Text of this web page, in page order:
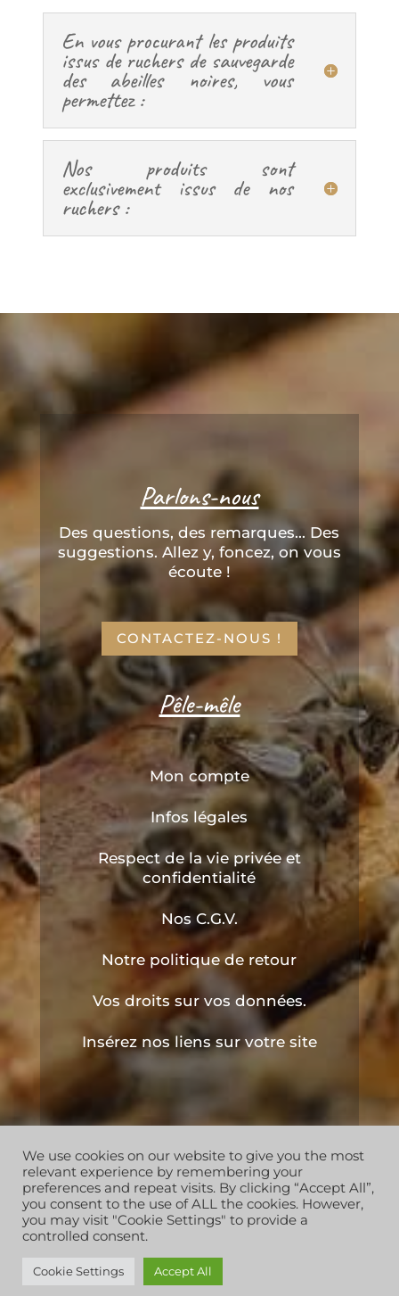
7,50€
13,50€
En vous procurant les produits
issus de ruchers de sauvegarde
des abeilles noires, vous
permettez :
Nos produits sont
exclusivement issus de nos
ruchers :
Parlons-nous
Des questions, des remarques... Des
suggestions. Allez y, foncez, on vous
écoute !
CONTACTEZ-NOUS !
Pêle-mêle
Mon compte
Infos légales
Respect de la vie privée et
confidentialité
Nos C.G.V.
Notre politique de retour
Vos droits sur vos données.
Insérez nos liens sur votre site
Copyright © 2019 les ruchers de l'apiculteur . Tous
droits réservés
We use cookies on our website to give you the most
relevant experience by remembering your
preferences and repeat visits. By clicking “Accept All”,
you consent to the use of ALL the cookies. However,
you may visit "Cookie Settings" to provide a
controlled consent.
Cookie Settings Accept All